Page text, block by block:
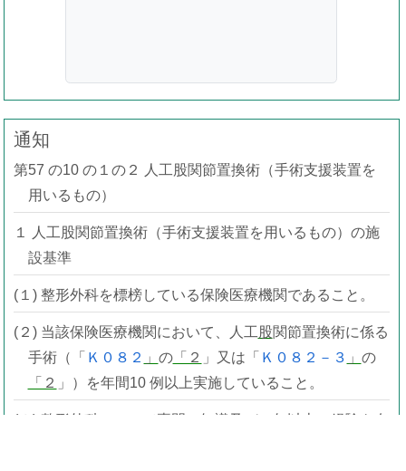
通知
第57 の10 の１の２ 人工股関節置換術（手術支援装置を
用いるもの）
１ 人工股関節置換術（手術支援装置を用いるもの）の施
設基準
(１) 整形外科を標榜している保険医療機関であること。
(２) 当該保険医療機関において、人工 股関節置換術に係る
手術（「 Ｋ０８２ 」 の「２ 」又は「 Ｋ０８２－３ 」 の
「２ 」）を年間10 例以上実施していること。
(３) 整形外科について専門の知識及び５年以上の経験を有